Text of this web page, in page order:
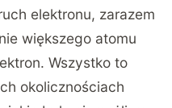
elektronu, zarazem
większego atomu
Wszystko to
okolicznościach